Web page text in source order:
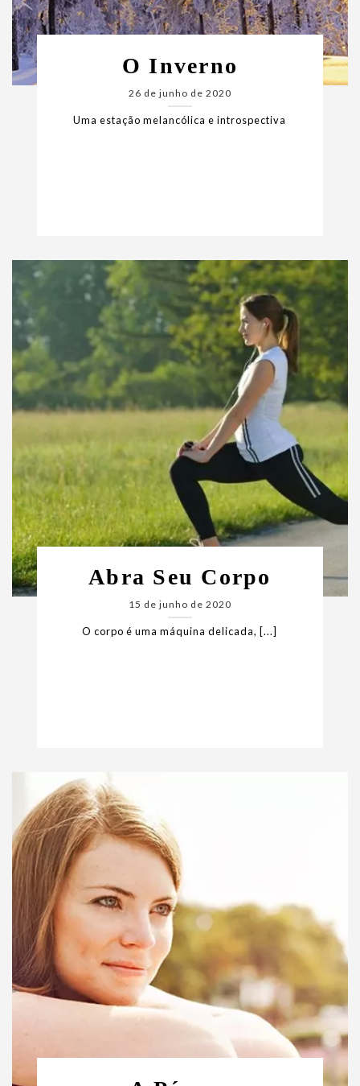
O Inverno
26 de junho de 2020
Uma estação melancólica e introspectiva
Abra Seu Corpo
15 de junho de 2020
O corpo é uma máquina delicada, [...]